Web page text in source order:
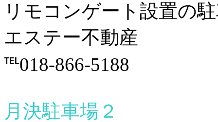
リモコンゲート設置の
エステー不動産
℡018-866-5188
月決駐車場２